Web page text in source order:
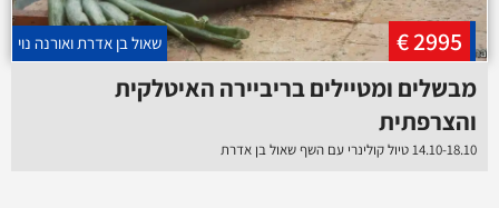
שאול בן אדרת ואורנה נוי
2995 €
מבשלים ומטיילים בריביירה האיטלקית
והצרפתית
14.10-18.10 טיול קולינרי עם השף שאול בן אדרת